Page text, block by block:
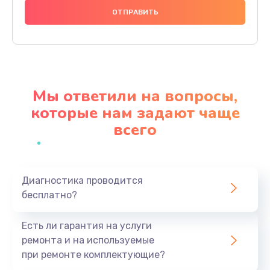
1000 руб.
Заказать
Ремонт потенциометров
Заказать
Мы ответили на вопросы,
которые нам задают чаще
всего
Диагностика проводится
бесплатно?
Есть ли гарантия на услуги
ремонта и на используемые
при ремонте комплектующие?